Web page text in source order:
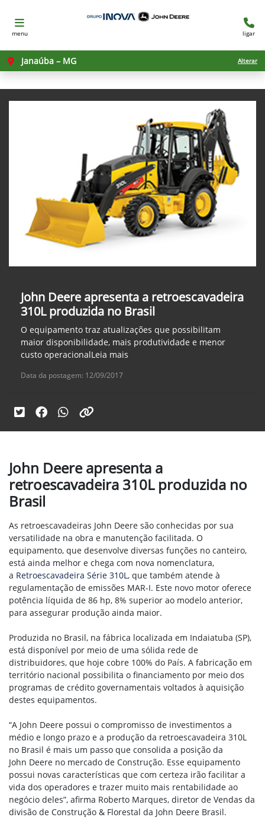
menu ligar
Janaúba – MG Alterar
John Deere apresenta a retroescavadeira
310L produzida no Brasil
O equipamento traz atualizações que possibilitam
maior disponibilidade, mais produtividade e menor
custo operacionalLeia mais
Data da postagem: 12/09/2017
John Deere apresenta a
retroescavadeira 310L produzida no
Brasil
As retroescavadeiras John Deere são conhecidas por sua
versatilidade na obra e manutenção facilitada. O
equipamento, que desenvolve diversas funções no canteiro,
está ainda melhor e chega com nova nomenclatura,
a Retroescavadeira Série 310L , que também atende à
regulamentação de emissões MAR-I. Este novo motor oferece
potência líquida de 86 hp, 8% superior ao modelo anterior,
para assegurar produção ainda maior.
Produzida no Brasil, na fábrica localizada em Indaiatuba (SP),
está disponível por meio de uma sólida rede de
distribuidores, que hoje cobre 100% do País. A fabricação em
território nacional possibilita o financiamento por meio dos
programas de crédito governamentais voltados à aquisição
destes equipamentos.
“A John Deere possui o compromisso de investimentos a
médio e longo prazo e a produção da retroescavadeira 310L
no Brasil é mais um passo que consolida a posição da
John Deere no mercado de Construção. Esse equipamento
possui novas características que com certeza irão facilitar a
vida dos operadores e trazer muito mais rentabilidade ao
negócio deles”, afirma Roberto Marques, diretor de Vendas da
divisão de Construção & Florestal da John Deere Brasil.